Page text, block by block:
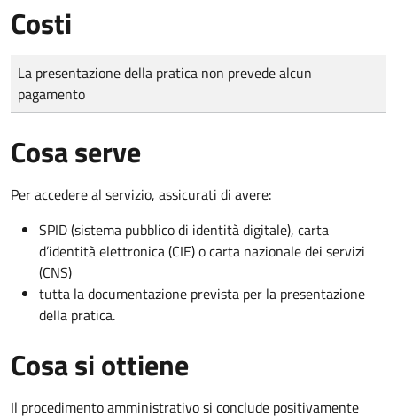
Costi
Tipo di pagamento
Importo
La presentazione della pratica non prevede alcun
pagamento
Cosa serve
Per accedere al servizio, assicurati di avere:
SPID (sistema pubblico di identità digitale), carta
d’identità elettronica (CIE) o carta nazionale dei servizi
(CNS)
tutta la documentazione prevista per la presentazione
della pratica.
Cosa si ottiene
Il procedimento amministrativo si conclude positivamente